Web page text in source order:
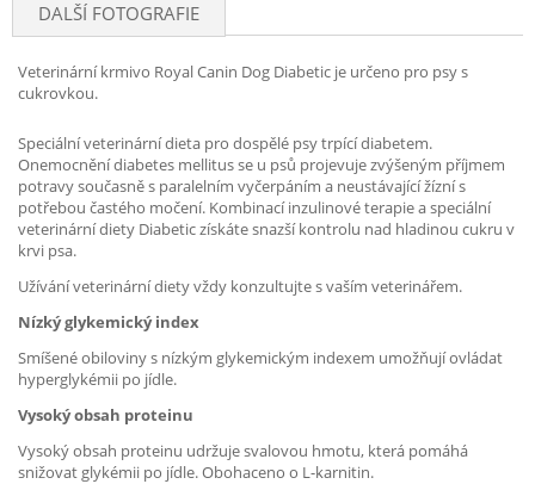
DALŠÍ FOTOGRAFIE
Veterinární krmivo Royal Canin Dog Diabetic je určeno pro psy s
cukrovkou.
Speciální veterinární dieta pro dospělé psy trpící diabetem.
Onemocnění diabetes mellitus se u psů projevuje zvýšeným příjmem
potravy současně s paralelním vyčerpáním a neustávající žízní s
potřebou častého močení. Kombinací inzulinové terapie a speciální
veterinární diety Diabetic získáte snazší kontrolu nad hladinou cukru v
krvi psa.
Užívání veterinární diety vždy konzultujte s vaším veterinářem.
Nízký glykemický index
Smíšené obiloviny s nízkým glykemickým indexem umožňují ovládat
hyperglykémii po jídle.
Vysoký obsah proteinu
Vysoký obsah proteinu udržuje svalovou hmotu, která pomáhá
snižovat glykémii po jídle. Obohaceno o L-karnitin.